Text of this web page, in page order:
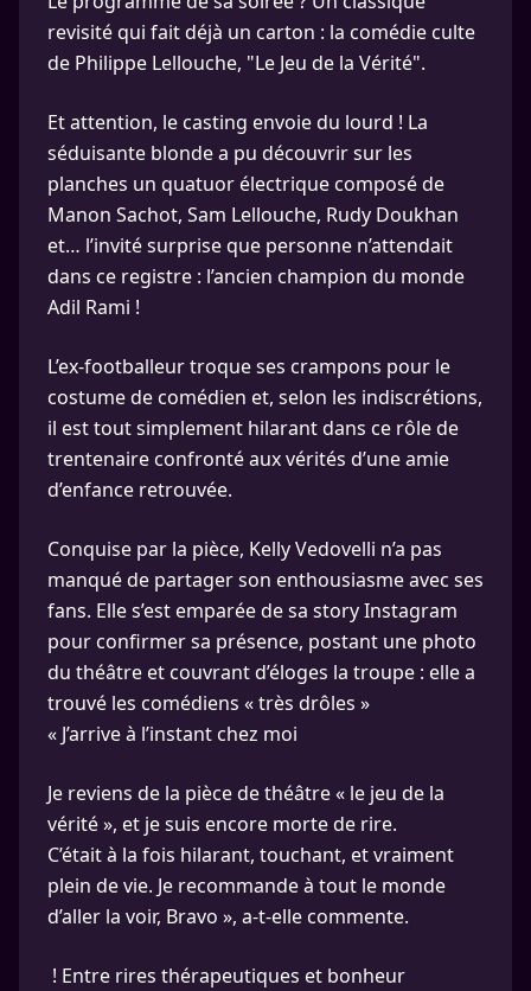
revisité qui fait déjà un carton : la comédie culte
de Philippe Lellouche, "Le Jeu de la Vérité".
Et attention, le casting envoie du lourd ! La
séduisante blonde a pu découvrir sur les
planches un quatuor électrique composé de
Manon Sachot, Sam Lellouche, Rudy Doukhan
et… l’invité surprise que personne n’attendait
dans ce registre : l’ancien champion du monde
Adil Rami !
L’ex-footballeur troque ses crampons pour le
costume de comédien et, selon les indiscrétions,
il est tout simplement hilarant dans ce rôle de
trentenaire confronté aux vérités d’une amie
d’enfance retrouvée.
Conquise par la pièce, Kelly Vedovelli n’a pas
manqué de partager son enthousiasme avec ses
fans. Elle s’est emparée de sa story Instagram
pour confirmer sa présence, postant une photo
du théâtre et couvrant d’éloges la troupe : elle a
trouvé les comédiens « très drôles »
« J’arrive à l’instant chez moi
Je reviens de la pièce de théâtre « le jeu de la
vérité », et je suis encore morte de rire.
C’était à la fois hilarant, touchant, et vraiment
plein de vie. Je recommande à tout le monde
d’aller la voir, Bravo », a-t-elle commente.
! Entre rires thérapeutiques et bonheur